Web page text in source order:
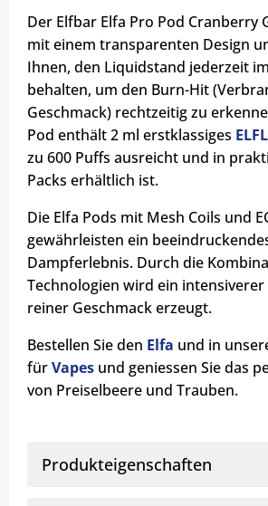
Der Elfbar Elfa Pro Pod Cranberry
mit einem transparenten Design
Ihnen, den Liquidstand jederzeit
behalten, um den Burn-Hit
Geschmack) rechtzeitig zu
Pod enthält 2 ml erstklassiges
zu 600 Puffs ausreicht und in
Packs erhältlich ist.
Die Elfa Pods mit Mesh Coils und
gewährleisten ein
Dampferlebnis. Durch die
Technologien wird ein
reiner Geschmack erzeugt.
Bestellen Sie den Elfa und in
fürVapes und geniessen Sie das
von Preiselbeere und Trauben.
Produkteigenschaften